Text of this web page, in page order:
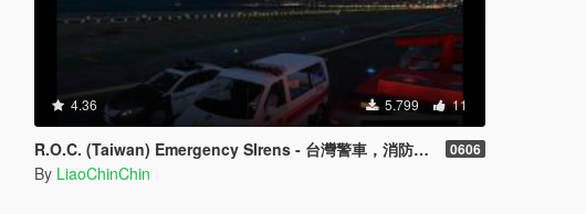
4.36 5.799 11
R.O.C. (Taiwan) Emergency SIrens - 台灣警車，消防車，救護車，警用機車相關警笛 0606
By LiaoChinChin